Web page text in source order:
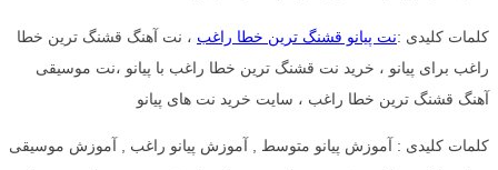
کلمات کلیدی :نت پیانو قشنگ ترین خطا راغب ، نت آهنگ قشنگ ترین خطا
راغب برای پیانو ، خرید نت قشنگ ترین خطا راغب با پیانو ،نت موسیقی
آهنگ قشنگ ترین خطا راغب ، سایت خرید نت های پیانو
کلمات کلیدی : آموزش پیانو متوسط , آموزش پیانو راغب , آموزش موسیقی